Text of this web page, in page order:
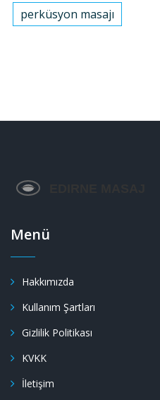
perküsyon masajı
Menü
Hakkımızda
Kullanım Şartları
Gizlilik Politikası
KVKK
İletişim